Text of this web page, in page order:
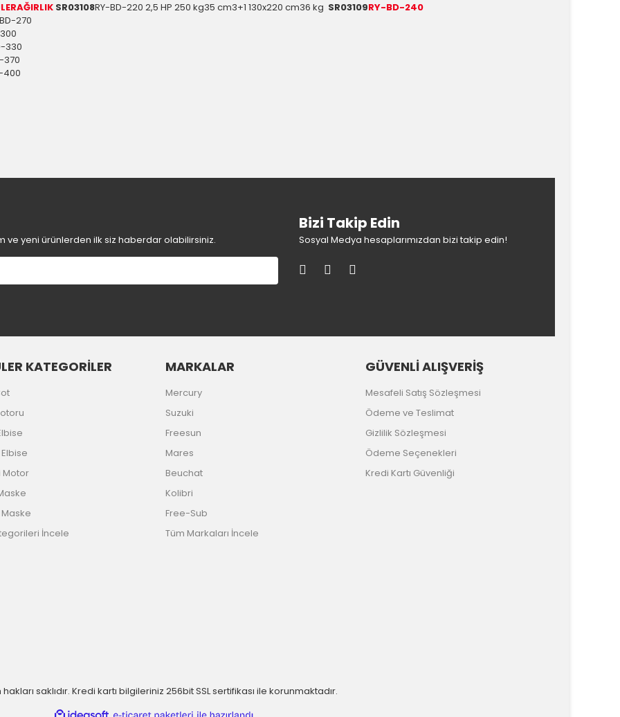
AĞIRLIK SR03108RY-BD-220 2,5 HP 250 kg35 cm3+1 130x220 cm36 kg SR03109RY-BD-240
270
330
370
400
yeni ürünlerden ilk siz haberdar olabilirsiniz.
Bizi Takip Edin
Sosyal Medya hesaplarımızdan bizi takip edin!
KATEGORİLER
Elbise
Motor
Maske
İncele
MARKALAR
Mercury
Suzuki
Freesun
Mares
Beuchat
Kolibri
Free-Sub
Tüm Markaları İncele
GÜVENLİ ALIŞVERİŞ
Mesafeli Satış Sözleşmesi
Ödeme ve Teslimat
Gizlilik Sözleşmesi
Ödeme Seçenekleri
Kredi Kartı Güvenliği
saklıdır. Kredi kartı bilgileriniz 256bit SSL sertifikası ile korunmaktadır.